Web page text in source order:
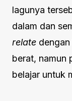
lagunya
dalam dan
relate
berat, namun
belajar untuk